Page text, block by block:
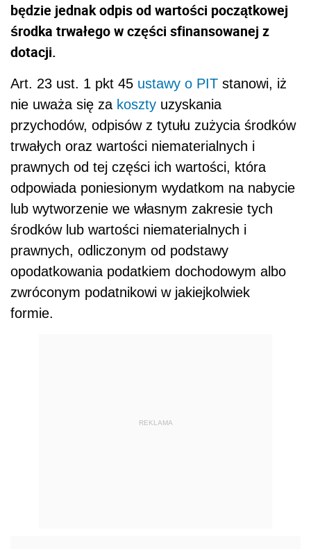
będzie jednak odpis od wartości początkowej
środka trwałego w części sfinansowanej z
dotacji.
Art. 23 ust. 1 pkt 45 ustawy o PIT stanowi, iż
nie uważa się za koszty uzyskania
przychodów, odpisów z tytułu zużycia środków
trwałych oraz wartości niematerialnych i
prawnych od tej części ich wartości, która
odpowiada poniesionym wydatkom na nabycie
lub wytworzenie we własnym zakresie tych
środków lub wartości niematerialnych i
prawnych, odliczonym od podstawy
opodatkowania podatkiem dochodowym albo
zwróconym podatnikowi w jakiejkolwiek
formie.
REKLAMA